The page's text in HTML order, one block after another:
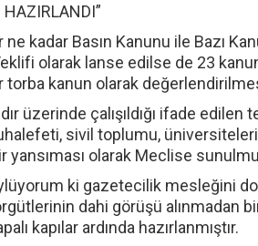
kadar Basın Kanunu ile Bazı
olarak lanse edilse de 23
kanun olarak
üzerinde çalışıldığı ifade edilen
sivil toplumu, üniversiteleri
yansıması olarak Meclise
ki gazetecilik mesleğini
dahi görüşü alınmadan
kapılar ardında hazırlanmıştır.